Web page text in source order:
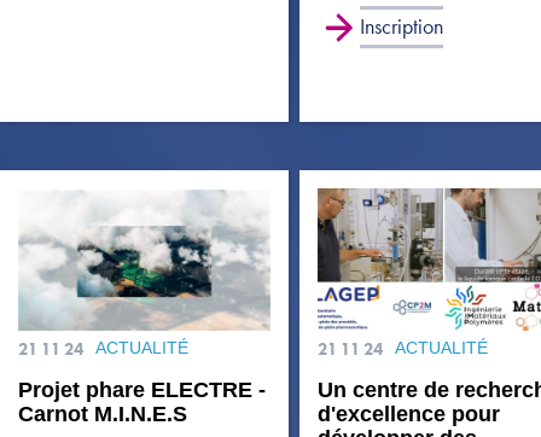
Inscription
21 11 24 ACTUALITÉ
Projet phare ELECTRE -
Carnot M.I.N.E.S
21 11 24 ACTUALITÉ
Un centre de
d'excellence pour